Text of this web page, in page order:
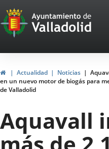
Portal
Web
del
de
Valladolid
InicioActualidad Noticias
en un nuevo motor de biogás para
de Valladolid
Aquavall